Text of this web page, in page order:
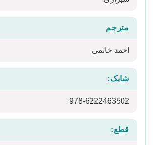
مترجم
احمد خاتمی
شابک:
978-6222463502
قطع: